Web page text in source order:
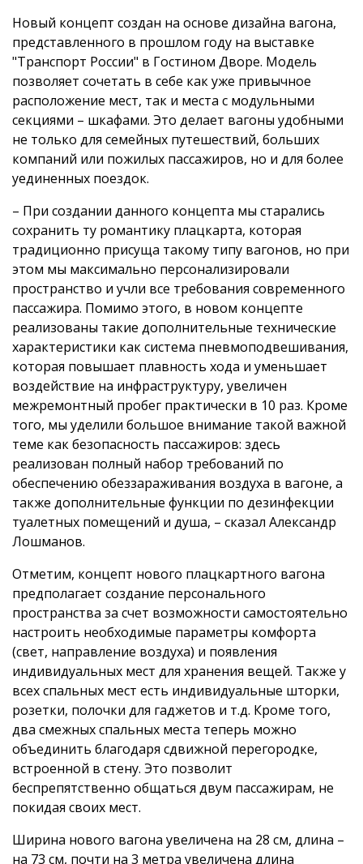
Новый концепт создан на основе дизайна вагона,
представленного в прошлом году на выставке
"Транспорт России" в Гостином Дворе. Модель
позволяет сочетать в себе как уже привычное
расположение мест, так и места с модульными
секциями – шкафами. Это делает вагоны удобными
не только для семейных путешествий, больших
компаний или пожилых пассажиров, но и для более
уединенных поездок.
– При создании данного концепта мы старались
сохранить ту романтику плацкарта, которая
традиционно присуща такому типу вагонов, но при
этом мы максимально персонализировали
пространство и учли все требования современного
пассажира. Помимо этого, в новом концепте
реализованы такие дополнительные технические
характеристики как система пневмоподвешивания,
которая повышает плавность хода и уменьшает
воздействие на инфраструктуру, увеличен
межремонтный пробег практически в 10 раз. Кроме
того, мы уделили большое внимание такой важной
теме как безопасность пассажиров: здесь
реализован полный набор требований по
обеспечению обеззараживания воздуха в вагоне, а
также дополнительные функции по дезинфекции
туалетных помещений и душа, – сказал Александр
Лошманов.
Отметим, концепт нового плацкартного вагона
предполагает создание персонального
пространства за счет возможности самостоятельно
настроить необходимые параметры комфорта
(свет, направление воздуха) и появления
индивидуальных мест для хранения вещей. Также у
всех спальных мест есть индивидуальные шторки,
розетки, полочки для гаджетов и т.д. Кроме того,
два смежных спальных места теперь можно
объединить благодаря сдвижной перегородке,
встроенной в стену. Это позволит
беспрепятственно общаться двум пассажирам, не
покидая своих мест.
Ширина нового вагона увеличена на 28 см, длина –
на 73 см, почти на 3 метра увеличена длина